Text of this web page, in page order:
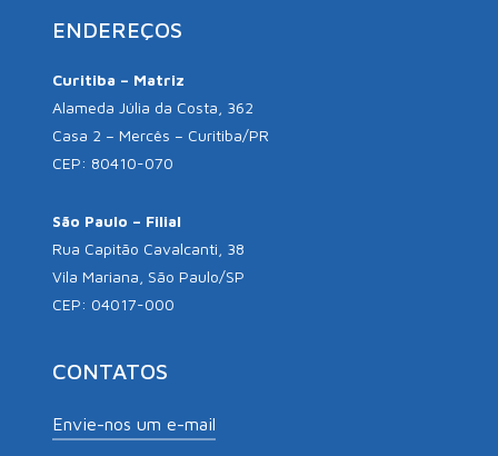
ENDEREÇOS
Curitiba – Matriz
Alameda Júlia da Costa, 362
Casa 2 – Mercês – Curitiba/PR
CEP: 80410-070
São Paulo – Filial
Rua Capitão Cavalcanti, 38
Vila Mariana, São Paulo/SP
CEP: 04017-000
CONTATOS
Envie-nos um e-mail